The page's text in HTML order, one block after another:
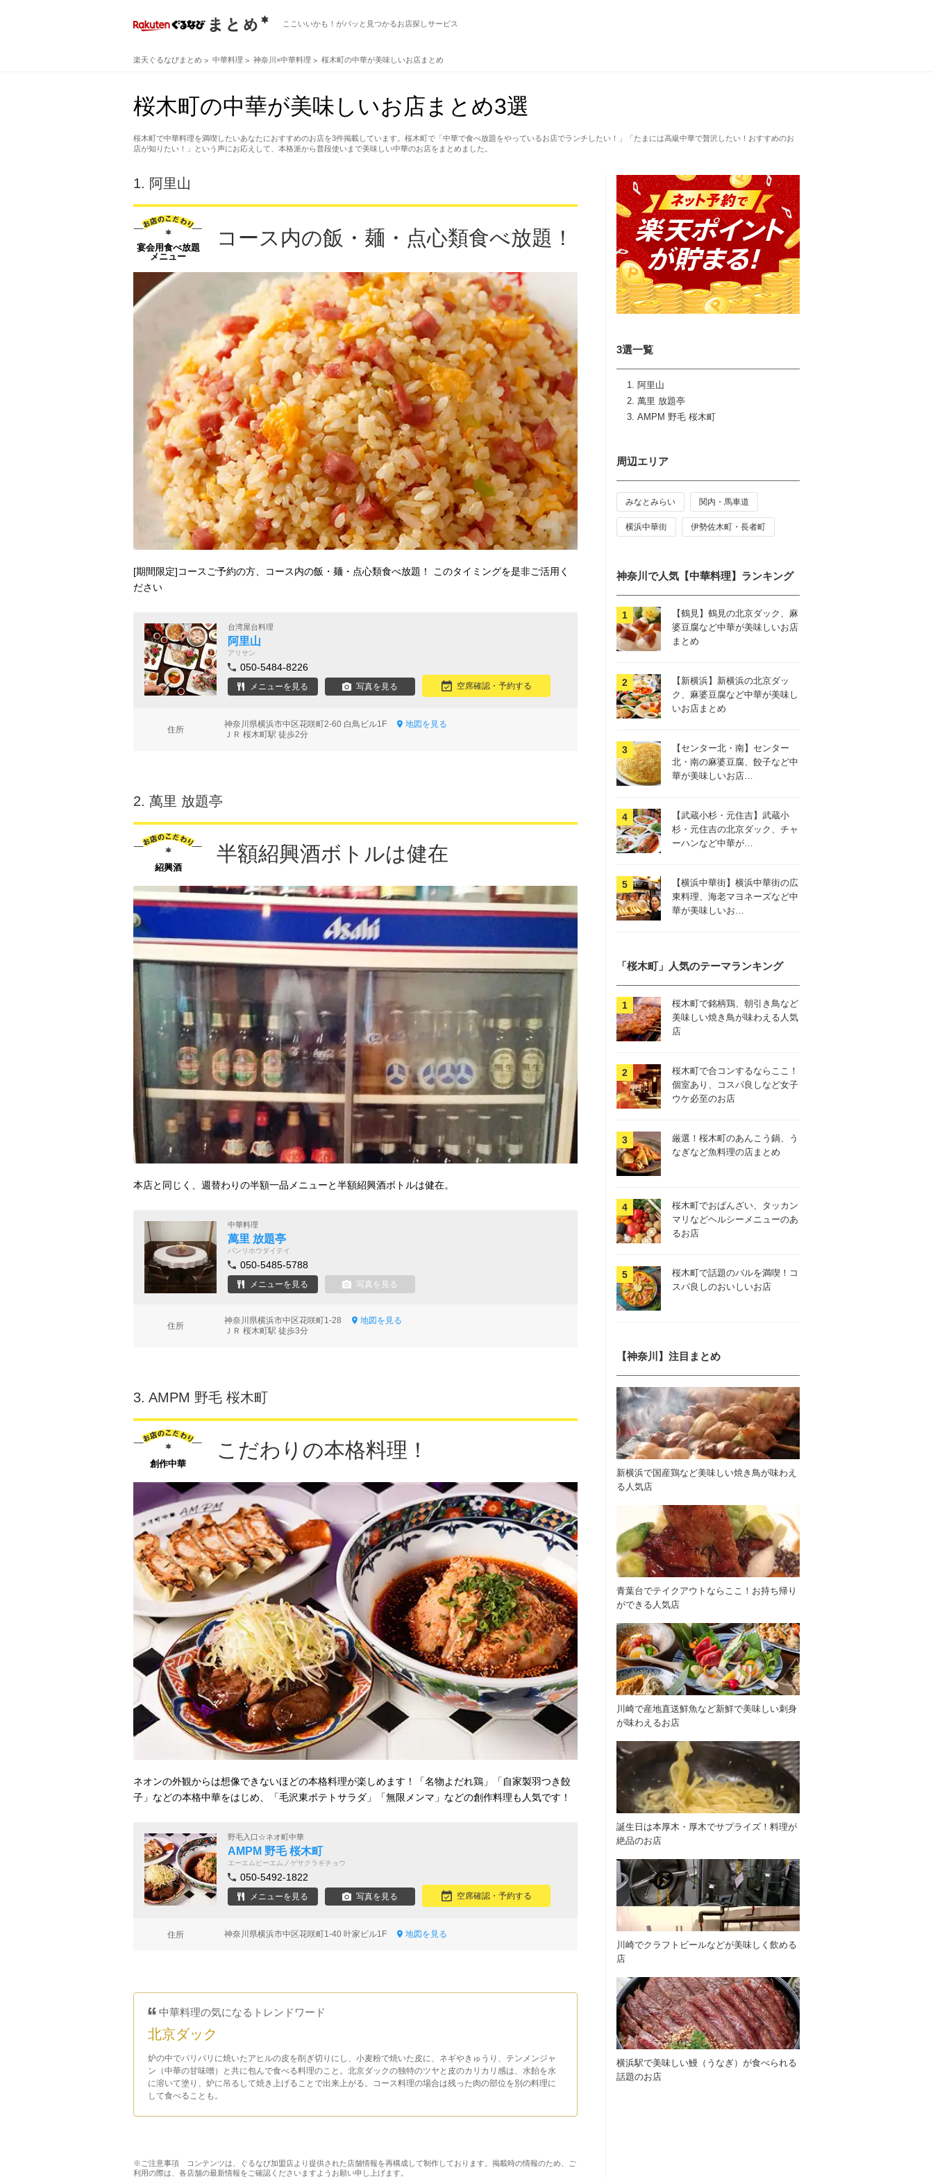
ここいいかも！がパッと見つかるお店探しサービス
楽天ぐるなびまとめ 中華料理 神奈川×中華料理 桜木町の中華が美味しいお店まとめ
桜木町の中華が美味しいお店まとめ3選
桜木町で中華料理を満喫したいあなたにおすすめのお店を3件掲載しています。桜木町で「中華で食べ放題をやっているお店でランチしたい！」「たまには高級中華で贅沢したい！おすすめのお
店が知りたい！」という声にお応えして、本格派から普段使いまで美味しい中華のお店をまとめました。
3選一覧
阿里山
萬里 放題亭
AMPM 野毛 桜木町
1. 阿里山
宴会用食べ放題
メニュー
コース内の飯・麺・点心類食べ放題！
[期間限定]コースご予約の方、コース内の飯・麺・点心類食べ放題！ このタイミングを是非ご活用く
ださい
台湾屋台料理
阿里山
アリサン
050-5484-8226
メニューを見る 写真を見る 空席確認・予約する
住所
神奈川県横浜市中区花咲町2-60 白鳥ビル1F
地図を見る
ＪＲ 桜木町駅 徒歩2分
2. 萬里 放題亭
紹興酒
半額紹興酒ボトルは健在
本店と同じく、週替わりの半額一品メニューと半額紹興酒ボトルは健在。
中華料理
萬里 放題亭
バンリホウダイテイ
050-5485-5788
メニューを見る 写真を見る
住所
神奈川県横浜市中区花咲町1-28
地図を見る
ＪＲ 桜木町駅 徒歩3分
3. AMPM 野毛 桜木町
創作中華
こだわりの本格料理！
ネオンの外観からは想像できないほどの本格料理が楽しめます！「名物よだれ鶏」「自家製羽つき餃
子」などの本格中華をはじめ、「毛沢東ポテトサラダ」「無限メンマ」などの創作料理も人気です！
野毛入口☆ネオ町中華
AMPM 野毛 桜木町
エーエムピーエムノゲサクラギチョウ
050-5492-1822
メニューを見る 写真を見る 空席確認・予約する
住所 神奈川県横浜市中区花咲町1-40 叶家ビル1F 地図を見る
中華料理の気になるトレンドワード
北京ダック
炉の中でパリパリに焼いたアヒルの皮を削ぎ切りにし、小麦粉で焼いた皮に、ネギやきゅうり、テンメンジャ
ン（中華の甘味噌）と共に包んで食べる料理のこと。北京ダックの独特のツヤと皮のカリカリ感は、水飴を水
に溶いて塗り、炉に吊るして焼き上げることで出来上がる。コース料理の場合は残った肉の部位を別の料理に
して食べることも。
※ご注意事項 コンテンツは、ぐるなび加盟店より提供された店舗情報を再構成して制作しております。掲載時の情報のため、ご
利用の際は、各店舗の最新情報をご確認くださいますようお願い申し上げます。
周辺エリア
みなとみらい 関内・馬車道
横浜中華街 伊勢佐木町・長者町
神奈川で人気【中華料理】ランキング
【鶴見】鶴見の北京ダック、麻
婆豆腐など中華が美味しいお店
まとめ
【新横浜】新横浜の北京ダッ
ク、麻婆豆腐など中華が美味し
いお店まとめ
【センター北・南】センター
北・南の麻婆豆腐、餃子など中
華が美味しいお店…
【武蔵小杉・元住吉】武蔵小
杉・元住吉の北京ダック、チャ
ーハンなど中華が…
【横浜中華街】横浜中華街の広
東料理、海老マヨネーズなど中
華が美味しいお…
「桜木町」人気のテーマランキング
桜木町で銘柄鶏、朝引き鳥など
美味しい焼き鳥が味わえる人気
店
桜木町で合コンするならここ！
個室あり、コスパ良しなど女子
ウケ必至のお店
厳選！桜木町のあんこう鍋、う
なぎなど魚料理の店まとめ
桜木町でおばんざい、タッカン
マリなどヘルシーメニューのあ
るお店
桜木町で話題のバルを満喫！コ
スパ良しのおいしいお店
【神奈川】注目まとめ
新横浜で国産鶏など美味しい焼き鳥が味わえ
る人気店
青葉台でテイクアウトならここ！お持ち帰り
ができる人気店
川崎で産地直送鮮魚など新鮮で美味しい刺身
が味わえるお店
誕生日は本厚木・厚木でサプライズ！料理が
絶品のお店
川崎でクラフトビールなどが美味しく飲める
店
横浜駅で美味しい鰻（うなぎ）が食べられる
話題のお店